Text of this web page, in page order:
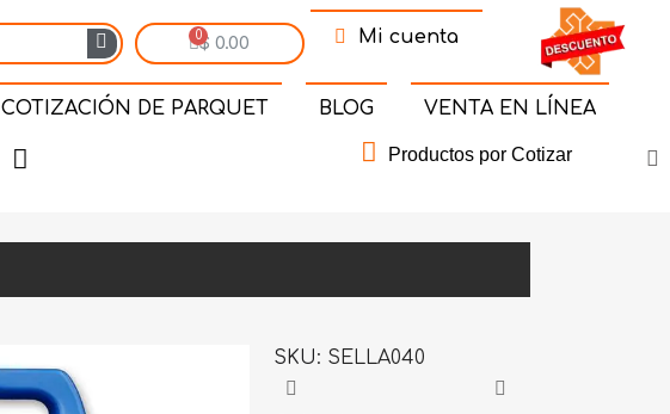
$ 0.00 Mi cuenta
COTIZACIÓN DE PARQUET BLOG VENTA EN LÍNEA
Productos por Cotizar
SKU SELLA040